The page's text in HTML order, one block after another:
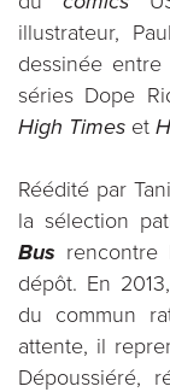
illustrateur,
dessinée
séries Dope
High Times et
Réédité par
la sélection
Bus
dépôt. En
du commun
attente, il
Dépoussiéré,